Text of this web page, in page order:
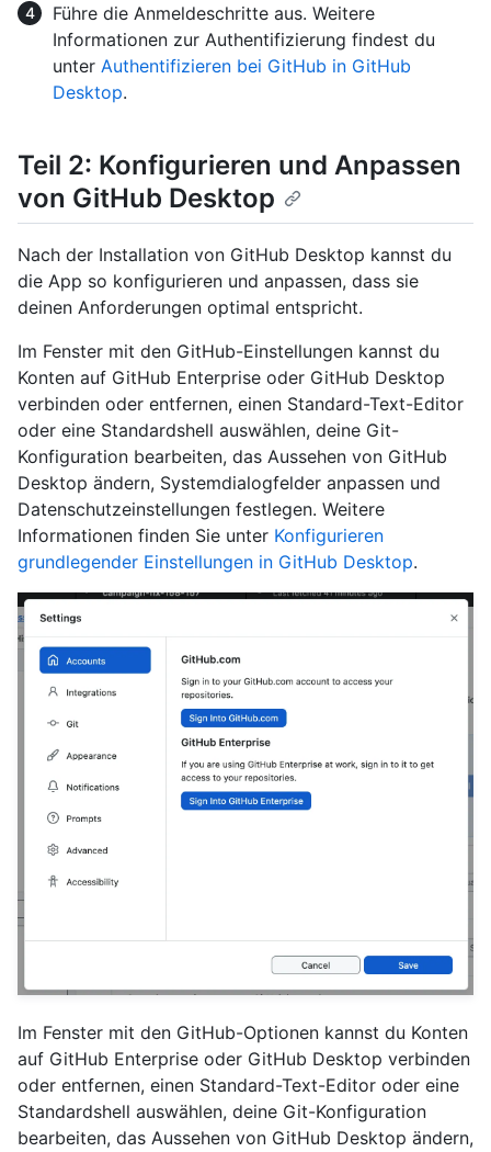
Führe die Anmeldeschritte aus. Weitere
Informationen zur Authentifizierung findest du
unter Authentifizieren bei GitHub in GitHub
Desktop.
Teil 2: Konfigurieren und Anpassen
von GitHub Desktop
Nach der Installation von GitHub Desktop kannst du
die App so konfigurieren und anpassen, dass sie
deinen Anforderungen optimal entspricht.
Im Fenster mit den GitHub-Einstellungen kannst du
Konten auf GitHub Enterprise oder GitHub Desktop
verbinden oder entfernen, einen Standard-Text-Editor
oder eine Standardshell auswählen, deine Git-
Konfiguration bearbeiten, das Aussehen von GitHub
Desktop ändern, Systemdialogfelder anpassen und
Datenschutzeinstellungen festlegen. Weitere
Informationen finden Sie unter Konfigurieren
grundlegender Einstellungen in GitHub Desktop.
Im Fenster mit den GitHub-Optionen kannst du Konten
auf GitHub Enterprise oder GitHub Desktop verbinden
oder entfernen, einen Standard-Text-Editor oder eine
Standardshell auswählen, deine Git-Konfiguration
bearbeiten, das Aussehen von GitHub Desktop ändern,